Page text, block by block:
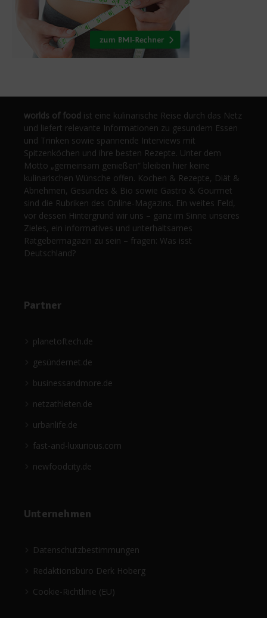
worlds of food ist eine kulinarische Reise durch das Netz
und liefert relevante Informationen zu gesundem Essen
und Trinken sowie spannende Interviews mit
Spitzenköchen und ihre besten Rezepte. Unter dem
Motto „gemeinsam genießen“ bleiben hier keine
kulinarischen Wünsche offen. Kochen & Rezepte, Diät &
Abnehmen, Gesundes & Bio sowie Gastro & Gourmet
sind die Rubriken des Online-Magazins. Ein weites Feld,
vor dessen Hintergrund wir uns – ganz im Sinne unseres
Zieles, ein informatives und unterhaltsames
Ratgebermagazin zu sein – fragen: Was isst
Deutschland?
Partner
planetoftech.de
gesündernet.de
businessandmore.de
netzathleten.de
urbanlife.de
fast-and-luxurious.com
newfoodcity.de
Unternehmen
Datenschutzbestimmungen
Redaktionsbüro Derk Hoberg
Cookie-Richtlinie (EU)